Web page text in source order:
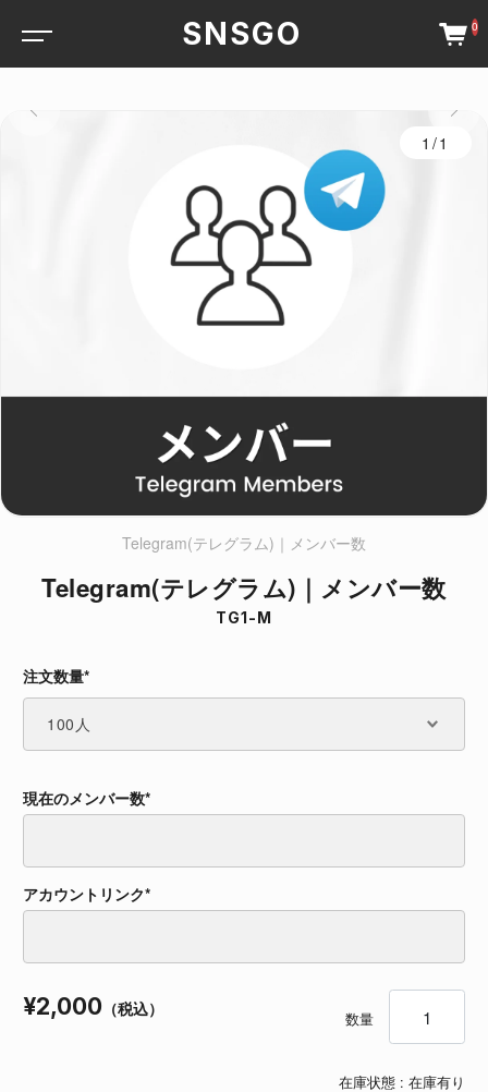
SNSGO 0
Telegram(テレグラム)｜メンバー数
1/1
Telegram(テレグラム)｜メンバー数
TG1-M
注文数量*
注文数量*
現在のメンバー数*
現在のメンバー数*
アカウントリンク*
アカウントリンク*
在庫状態 : 在庫有り
¥2,000 （税込）
数量
数量